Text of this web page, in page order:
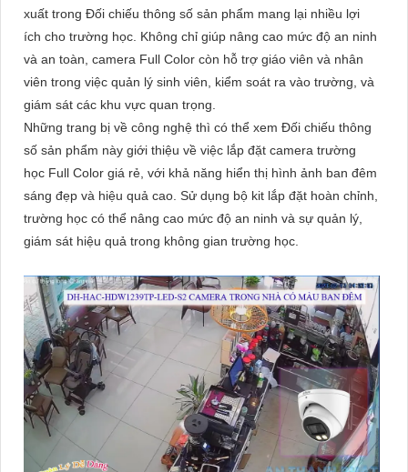
xuất trong Đối chiếu thông số sản phẩm mang lại nhiều lợi
ích cho trường học. Không chỉ giúp nâng cao mức độ an ninh
và an toàn, camera Full Color còn hỗ trợ giáo viên và nhân
viên trong việc quản lý sinh viên, kiểm soát ra vào trường, và
giám sát các khu vực quan trọng.
Những trang bị về công nghệ thì có thể xem Đối chiếu thông
số sản phẩm này giới thiệu về việc lắp đặt camera trường
học Full Color giá rẻ, với khả năng hiển thị hình ảnh ban đêm
sáng đẹp và hiệu quả cao. Sử dụng bộ kit lắp đặt hoàn chỉnh,
trường học có thể nâng cao mức độ an ninh và sự quản lý,
giám sát hiệu quả trong không gian trường học.